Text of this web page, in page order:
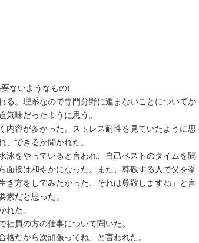
ないようなもの)
。理系なので専門分野に進まないことについてか
味だったように思う。
容が多かった。ストレス耐性を見ていたように思
できるか聞かれた。
をやっていると言われ、自己ベストのタイムを聞
接は和やかになった。また、尊敬する人で父を挙
き方をしてみたかった、それは尊敬しますね」と言
だと思った。
た。
員の方の仕事について聞いた。
だから次頑張ってね」と言われた。